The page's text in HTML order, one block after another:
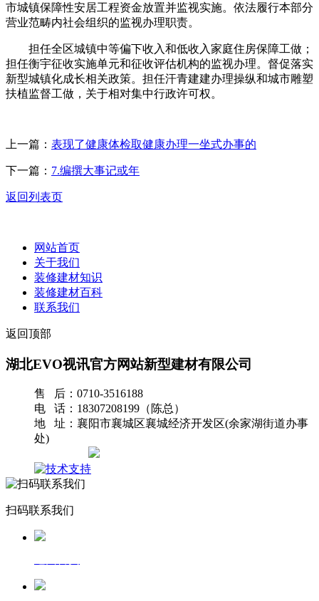
市城镇保障性安居工程资金放置并监视实施。依法履行本部分
营业范畴内社会组织的监视办理职责。
担任全区城镇中等偏下收入和低收入家庭住房保障工做；
担任衡宇征收实施单元和征收评估机构的监视办理。督促落实
新型城镇化成长相关政策。担任汗青建建办理操纵和城市雕塑
扶植监督工做，关于相对集中行政许可权。
上一篇： 表现了健康体检取健康办理一坐式办事的
下一篇： 7.编撰大事记或年
返回列表页
网站首页
关于我们
装修建材知识
装修建材百科
联系我们
返回顶部
湖北EVO视讯官方网站新型建材有限公司
售 后：0710-3516188
电 话：18307208199（陈总）
地 址：襄阳市襄城区襄城经济开发区(余家湖街道办事
处)
扫码联系我们